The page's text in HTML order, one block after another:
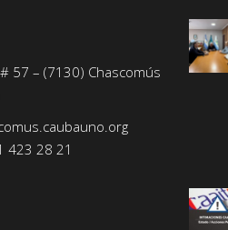
57 – (7130) Chascomús
423 28 21